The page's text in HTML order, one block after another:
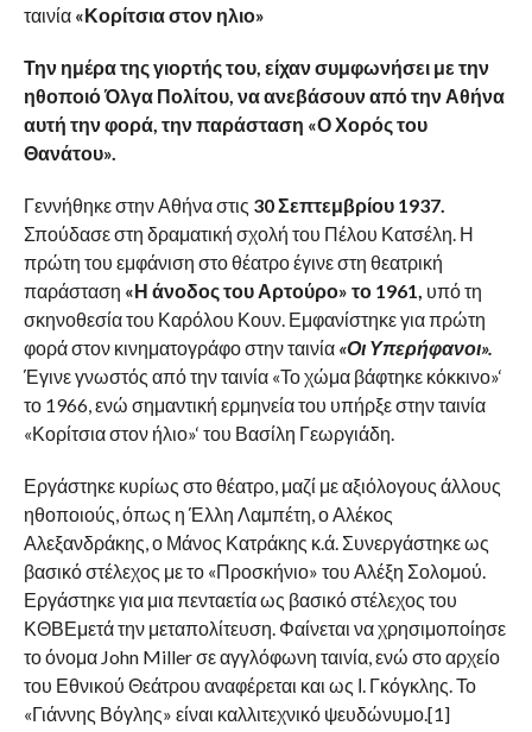
ταινία «Κορίτσια στον ηλιο»
Την ημέρα της γιορτής του, είχαν συμφωνήσει με την
ηθοποιό Όλγα Πολίτου, να ανεβάσουν από την Αθήνα
αυτή την φορά, την παράσταση «Ο Χορός του
Θανάτου».
Γεννήθηκε στην Αθήνα στις 30 Σεπτεμβρίου 1937.
Σπούδασε στη δραματική σχολή του Πέλου Κατσέλη. Η
πρώτη του εμφάνιση στο θέατρο έγινε στη θεατρική
παράσταση «Η άνοδος του Αρτούρο» το 1961, υπό τη
σκηνοθεσία του Καρόλου Κουν. Εμφανίστηκε για πρώτη
φορά στον κινηματογράφο στην ταινία«Οι Υπερήφανοι».
Έγινε γνωστός από την ταινία «Το χώμα βάφτηκε κόκκινο»‘
το 1966, ενώ σημαντική ερμηνεία του υπήρξε στην ταινία
«Κορίτσια στον ήλιο»‘ του Βασίλη Γεωργιάδη.
Εργάστηκε κυρίως στο θέατρο, μαζί με αξιόλογους άλλους
ηθοποιούς, όπως η Έλλη Λαμπέτη, ο Αλέκος
Αλεξανδράκης, ο Μάνος Κατράκης κ.ά. Συνεργάστηκε ως
βασικό στέλεχος με το «Προσκήνιο» του Αλέξη Σολομού.
Εργάστηκε για μια πενταετία ως βασικό στέλεχος του
ΚΘΒΕμετά την μεταπολίτευση. Φαίνεται να χρησιμοποίησε
το όνομα John Miller σε αγγλόφωνη ταινία, ενώ στο αρχείο
του Εθνικού Θεάτρου αναφέρεται και ως Ι. Γκόγκλης. Το
«Γιάννης Βόγλης» είναι καλλιτεχνικό ψευδώνυμο.[1]